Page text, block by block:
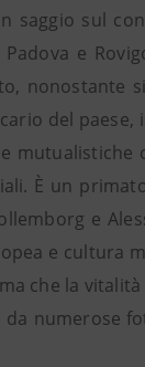
saggio sul
e
del
È un
e
e cultura
che la
numerose